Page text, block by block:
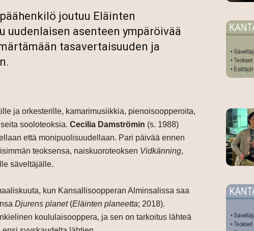
joutuu Eläinten
uudenlaisen asenteen ympäröivää
tasavertaisuuden ja
ja orkesterille, kamarimusiikkia, pienoisoopperoita,
sooloteoksia. Cecilia Damströmin (s. 1988)
että monipuolisuudellaan. Pari päivää ennen
teoksensa, naiskuoroteoksen Vidkänning,
säveltäjälle.
kun Kansallisoopperan Alminsalissa saa
Djurens planet(Eläinten planeetta; 2018).
koululaisooppera, ja sen on tarkoitus lähteä